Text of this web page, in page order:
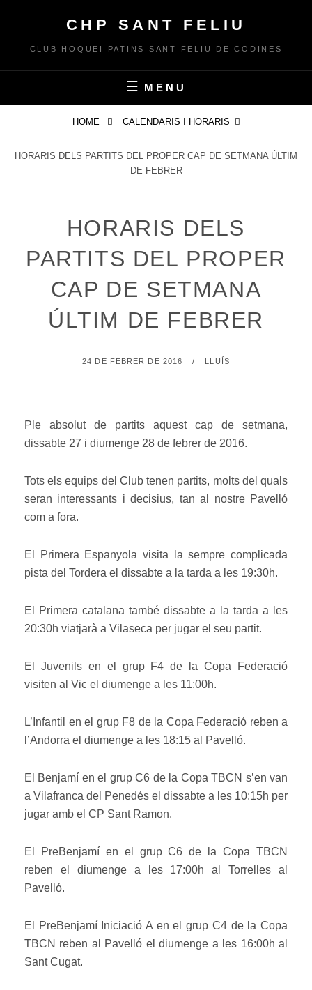
content
CHP SANT FELIU
CLUB HOQUEI PATINS SANT FELIU DE CODINES
MENU
HOME CALENDARIS I HORARIS
HORARIS DELS PARTITS DEL PROPER CAP DE SETMANA ÚLTIM
DE FEBRER
HORARIS DELS
PARTITS DEL PROPER
CAP DE SETMANA
ÚLTIM DE FEBRER
POSTED
24 DE FEBRER DE 2016 BY
LLUÍS
Ple absolut de partits aquest cap de setmana,
dissabte 27 i diumenge 28 de febrer de 2016.
Tots els equips del Club tenen partits, molts del quals
seran interessants i decisius, tan al nostre Pavelló
com a fora.
El Primera Espanyola visita la sempre complicada
pista del Tordera el dissabte a la tarda a les 19:30h.
El Primera catalana també dissabte a la tarda a les
20:30h viatjarà a Vilaseca per jugar el seu partit.
El Juvenils en el grup F4 de la Copa Federació
visiten al Vic el diumenge a les 11:00h.
L’Infantil en el grup F8 de la Copa Federació reben a
l’Andorra el diumenge a les 18:15 al Pavelló.
El Benjamí en el grup C6 de la Copa TBCN s’en van
a Vilafranca del Penedés el dissabte a les 10:15h per
jugar amb el CP Sant Ramon.
El PreBenjamí en el grup C6 de la Copa TBCN
reben el diumenge a les 17:00h al Torrelles al
Pavelló.
El PreBenjamí Iniciació A en el grup C4 de la Copa
TBCN reben al Pavelló el diumenge a les 16:00h al
Sant Cugat.